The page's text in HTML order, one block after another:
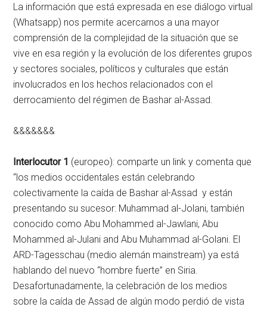
La información que está expresada en ese diálogo virtual
(Whatsapp) nos permite acercarnos a una mayor
comprensión de la complejidad de la situación que se
vive en esa región y la evolución de los diferentes grupos
y sectores sociales, políticos y culturales que están
involucrados en los hechos relacionados con el
derrocamiento del régimen de Bashar al-Assad.
&&&&&&&
Interlocutor 1 (europeo): comparte un link y comenta que
“los medios occidentales están celebrando
colectivamente la caída de Bashar al-Assad y están
presentando su sucesor: Muhammad al-Jolani, también
conocido como Abu Mohammed al-Jawlani, Abu
Mohammed al-Julani and Abu Muhammad al-Golani. El
ARD-Tagesschau (medio alemán mainstream) ya está
hablando del nuevo “hombre fuerte” en Siria.
Desafortunadamente, la celebración de los medios
sobre la caída de Assad de algún modo perdió de vista